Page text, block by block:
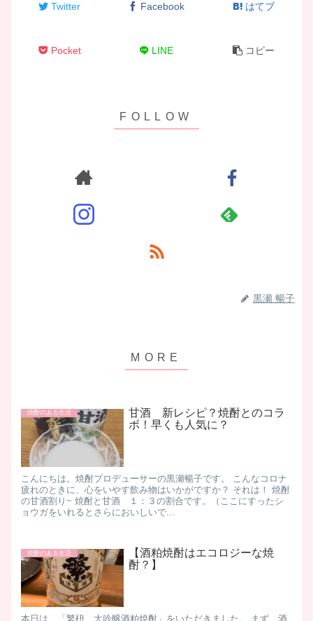
Twitter Facebook はてブ
Pocket LINE コピー
黒瀬 暢子
焼酎のある生活
甘酒 新レシピ？焼酎とのコラ
ボ！早くも人気に？
こんにちは。焼酎プロデューサーの黒瀬暢子です。 こんなコロナ
疲れのときに、心をいやす飲み物はいかがですか？ それは！ 焼酎
の甘酒割り~ 焼酎と甘酒 １：３の割合です。（ここにすったシ
ョウガをいれるとさらにおいしいで...
焼酎のある生活
【酒粕焼酎はエコロジーな焼
酎？】
本日は、「繁枡 大吟醸酒粕焼酎」をいただきました。 まず、酒